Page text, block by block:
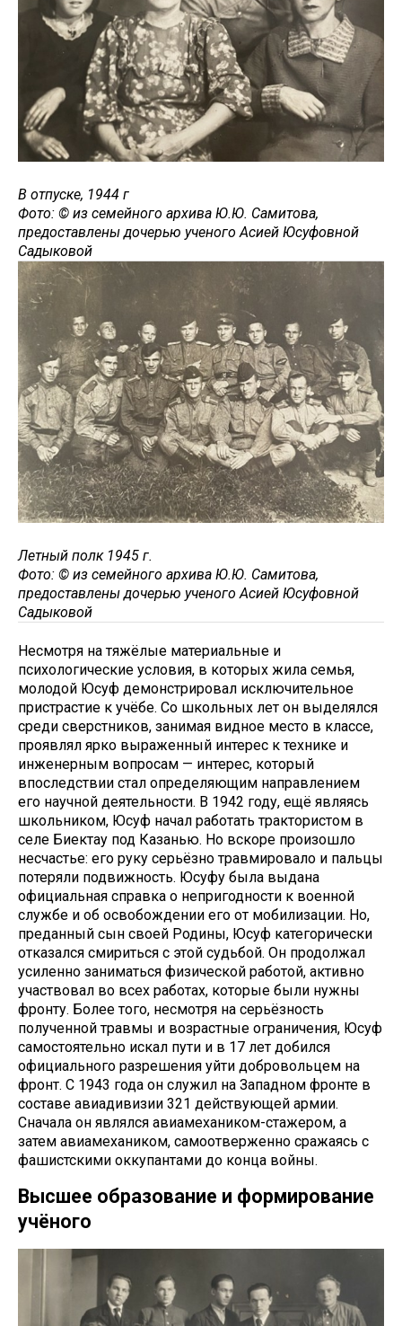
В отпуске, 1944 г
Фото: © из семейного архива Ю.Ю. Самитова,
предоставлены дочерью ученого Асией Юсуфовной
Садыковой
Летный полк 1945 г.
Фото: © из семейного архива Ю.Ю. Самитова,
предоставлены дочерью ученого Асией Юсуфовной
Садыковой
Несмотря на тяжёлые материальные и
психологические условия, в которых жила семья,
молодой Юсуф демонстрировал исключительное
пристрастие к учёбе. Со школьных лет он выделялся
среди сверстников, занимая видное место в классе,
проявлял ярко выраженный интерес к технике и
инженерным вопросам — интерес, который
впоследствии стал определяющим направлением
его научной деятельности. В 1942 году, ещё являясь
школьником, Юсуф начал работать трактористом в
селе Биектау под Казанью. Но вскоре произошло
несчастье: его руку серьёзно травмировало и пальцы
потеряли подвижность. Юсуфу была выдана
официальная справка о непригодности к военной
службе и об освобождении его от мобилизации. Но,
преданный сын своей Родины, Юсуф категорически
отказался смириться с этой судьбой. Он продолжал
усиленно заниматься физической работой, активно
участвовал во всех работах, которые были нужны
фронту. Более того, несмотря на серьёзность
полученной травмы и возрастные ограничения, Юсуф
самостоятельно искал пути и в 17 лет добился
официального разрешения уйти добровольцем на
фронт. С 1943 года он служил на Западном фронте в
составе авиадивизии 321 действующей армии.
Сначала он являлся авиамехаником-стажером, а
затем авиамехаником, самоотверженно сражаясь с
фашистскими оккупантами до конца войны.
Высшее образование и формирование
учёного